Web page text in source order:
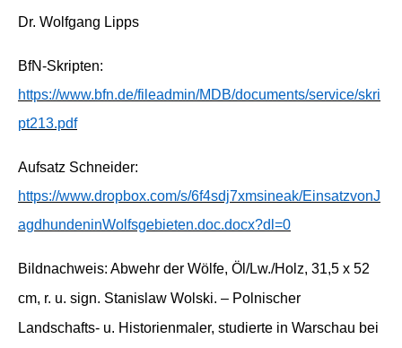
Dr. Wolfgang Lipps
BfN-Skripten:
https://www.bfn.de/fileadmin/MDB/documents/service/skri
pt213.pdf
Aufsatz Schneider:
https://www.dropbox.com/s/6f4sdj7xmsineak/EinsatzvonJ
agdhundeninWolfsgebieten.doc.docx?dl=0
Bildnachweis: Abwehr der Wölfe, Öl/Lw./Holz, 31,5 x 52
cm, r. u. sign. Stanislaw Wolski. – Polnischer
Landschafts- u. Historienmaler, studierte in Warschau bei